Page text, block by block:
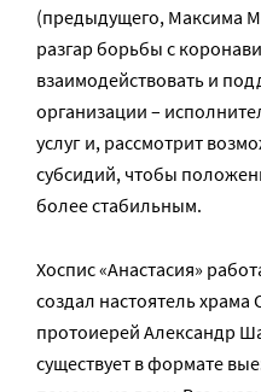
(предыдущего, Максима
разгар борьбы с
взаимодействовать и
организации –
услуг и, рассмотрит
субсидий, чтобы
более стабильным.
Хоспис «Анастасия»
создал настоятель храма
протоиерей Александр
существует в формате